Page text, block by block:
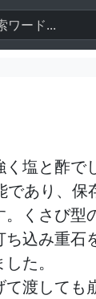
塩と酢で
であり、保
。くさび型
込み重石
た。
て渡しても